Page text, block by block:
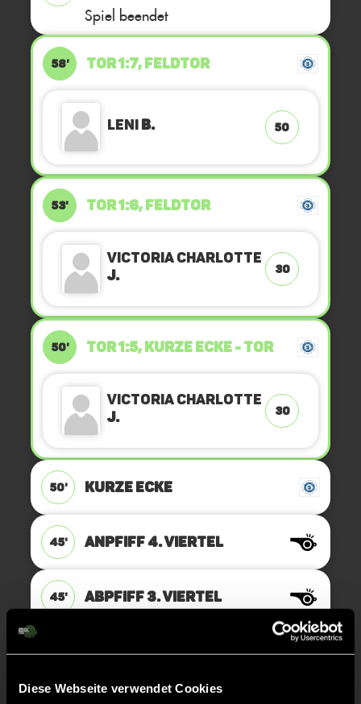
Diese Webseite verwendet Cookies
Spiel beendet
58' TOR 1:7, FELDTOR
LeniB. 50
53' TOR 1:6, FELDTOR
Victoria Charlotte
J.
30
50' TOR 1:5, KURZE ECKE - TOR
Victoria Charlotte
J.
30
50' KURZE ECKE
45' ANPFIFF 4. Viertel
45' ABPFIFF 3. Viertel
43' TOR 1:4, FELDTOR